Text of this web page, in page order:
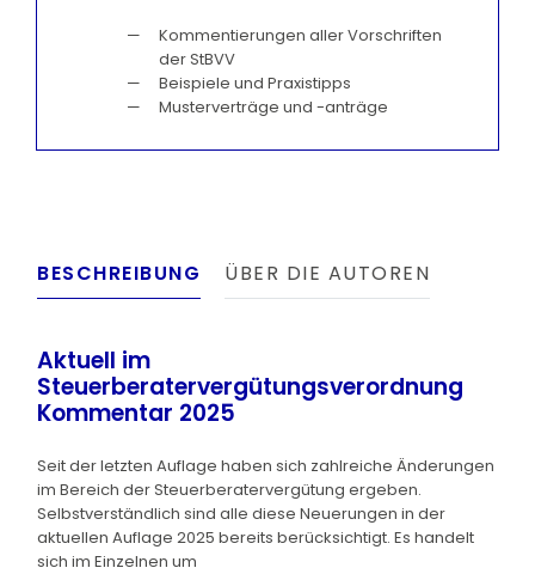
Kommentierungen aller Vorschriften
der StBVV
Beispiele und Praxistipps
Musterverträge und -anträge
BESCHREIBUNG ÜBER DIE AUTOREN
Aktuell im
Steuerberatervergütungsverordnung
Kommentar 2025
Seit der letzten Auflage haben sich zahlreiche Änderungen
im Bereich der Steuerberatervergütung ergeben.
Selbstverständlich sind alle diese Neuerungen in der
aktuellen Auflage 2025 bereits berücksichtigt. Es handelt
sich im Einzelnen um